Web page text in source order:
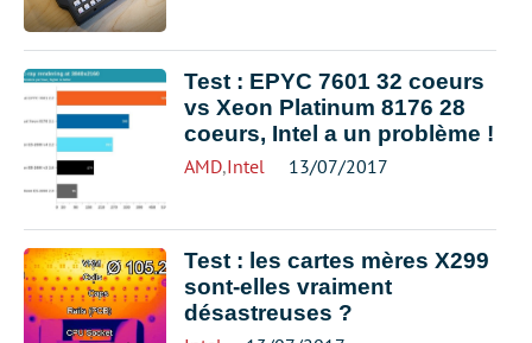
Test : EPYC 7601 32 coeurs
vs Xeon Platinum 8176 28
coeurs, Intel a un problème !
AMD,Intel 13/07/2017
Test : les cartes mères X299
sont-elles vraiment
désastreuses ?